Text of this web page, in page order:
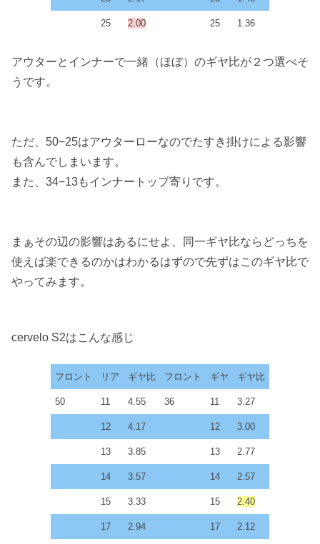
25 2.00 25 1.36
アウターとインナーで一緒（ほぼ）のギヤ比が２つ選べそ
うです。
ただ、50−25はアウターローなのでたすき掛けによる影響
も含んでしまいます。
また、34−13もインナートップ寄りです。
まぁその辺の影響はあるにせよ、同一ギヤ比ならどっちを
使えば楽できるのかはわかるはずので先ずはこのギヤ比で
やってみます。
cervelo S2はこんな感じ
フロント リア ギヤ比 フロント ギヤ ギヤ比
50 11 4.55 36 11 3.27
12 4.17 12 3.00
13 3.85 13 2.77
14 3.57 14 2.57
15 3.33 15 2.40
17 2.94 17 2.12